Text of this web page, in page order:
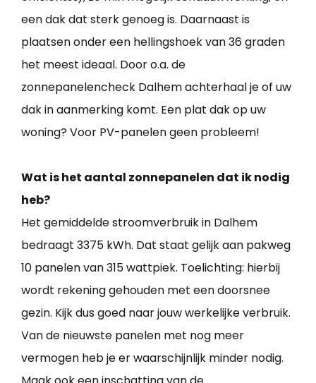
een dak dat sterk genoeg is. Daarnaast is
plaatsen onder een hellingshoek van 36 graden
het meest ideaal. Door o.a. de
zonnepanelencheck Dalhem achterhaal je of uw
dak in aanmerking komt. Een plat dak op uw
woning? Voor PV-panelen geen probleem!
Wat is het aantal zonnepanelen dat ik nodig
heb?
Het gemiddelde stroomverbruik in Dalhem
bedraagt 3375 kWh. Dat staat gelijk aan pakweg
10 panelen van 315 wattpiek. Toelichting: hierbij
wordt rekening gehouden met een doorsnee
gezin. Kijk dus goed naar jouw werkelijke verbruik.
Van de nieuwste panelen met nog meer
vermogen heb je er waarschijnlijk minder nodig.